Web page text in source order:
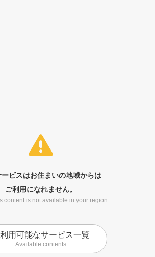
ービスはお住まいの地域からは
ご利用になれません。
content is not available in your region.
用可能なサービス一覧
Available contents